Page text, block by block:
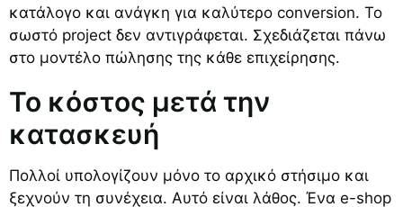
κατάλογο και ανάγκη για καλύτερο conversion. Το
σωστό project δεν αντιγράφεται. Σχεδιάζεται πάνω
στο μοντέλο πώλησης της κάθε επιχείρησης.
Το κόστος μετά την
κατασκευή
Πολλοί υπολογίζουν μόνο το αρχικό στήσιμο και
ξεχνούν τη συνέχεια. Αυτό είναι λάθος. Ένα e-shop